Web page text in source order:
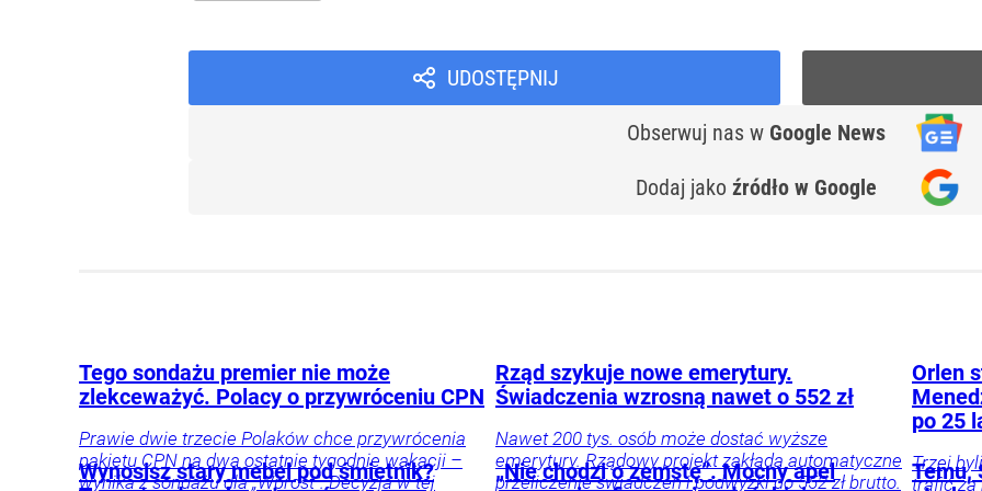
UDOSTĘPNIJ
Obserwuj nas w Google News
Dodaj jako źródło w Google
Tego sondażu premier nie może
zlekceważyć. Polacy o przywróceniu CPN
Prawie dwie trzecie Polaków chce przywrócenia
pakietu CPN na dwa ostatnie tygodnie wakacji –
wynika z sondażu dla „Wprost”. Decyzja w tej
Rząd szykuje nowe emerytury.
Świadczenia wzrosną nawet o 552 zł
Nawet 200 tys. osób może dostać wyższe
emerytury. Rządowy projekt zakłada automatyczne
przeliczenie świadczeń i podwyżki do 552 zł brutto.
Orlen
po 25
Trzej
trafić za
Wynosisz stary mebel pod śmietnik?
„Nie chodzi o zemstę”. Mocny apel
Temu,